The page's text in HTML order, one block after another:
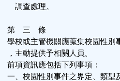
調查處理。
第 三 條
學校或主管機關應蒐集校園性別
，主動提供予相關人員。
前項資訊應包括下列事項：
一、校園性別事件之界定、類型